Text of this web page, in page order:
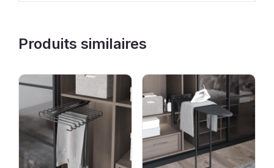
Produits similaires